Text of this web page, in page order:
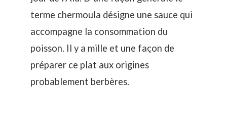
terme chermoula désigne une sauce qui
accompagne la consommation du
poisson. Il y a mille et une façon de
préparer ce plat aux origines
probablement berbères.